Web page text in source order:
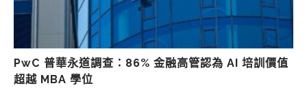
PwC 普華永道調查：86% 金融高管認為 AI 培訓價值
超越 MBA 學位